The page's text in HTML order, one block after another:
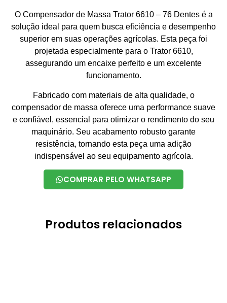
O Compensador de Massa Trator 6610 – 76 Dentes é a
solução ideal para quem busca eficiência e desempenho
superior em suas operações agrícolas. Esta peça foi
projetada especialmente para o Trator 6610,
assegurando um encaixe perfeito e um excelente
funcionamento.
Fabricado com materiais de alta qualidade, o
compensador de massa oferece uma performance suave
e confiável, essencial para otimizar o rendimento do seu
maquinário. Seu acabamento robusto garante
resistência, tornando esta peça uma adição
indispensável ao seu equipamento agrícola.
COMPRAR PELO WHATSAPP
Produtos relacionados